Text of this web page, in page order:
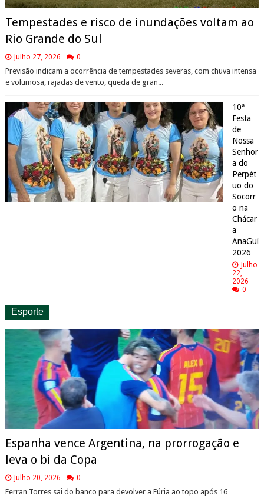
Tempestades e risco de inundações voltam ao
Rio Grande do Sul
Julho 27, 2026 0
Previsão indicam a ocorrência de tempestades severas, com chuva intensa
e volumosa, rajadas de vento, queda de gran...
10ª
Festa
de
Nossa
Senhor
a do
Perpét
uo do
Socorr
o na
Chácar
a
AnaGui
2026
Julho
22,
2026
0
Esporte
Espanha vence Argentina, na prorrogação e
leva o bi da Copa
Julho 20, 2026 0
Ferran Torres sai do banco para devolver a Fúria ao topo após 16